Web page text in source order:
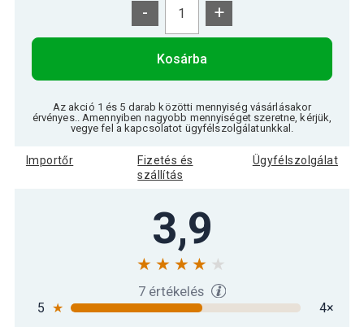
- +
Kosárba
Az akció 1 és 5 darab közötti mennyiség vásárlásakor
érvényes.. Amennyiben nagyobb mennyiséget szeretne, kérjük,
vegye fel a kapcsolatot ügyfélszolgálatunkkal.
Importőr
Fizetés és
szállítás
Ügyfélszolgálat
3,9
7 értékelés
5 ★
4×